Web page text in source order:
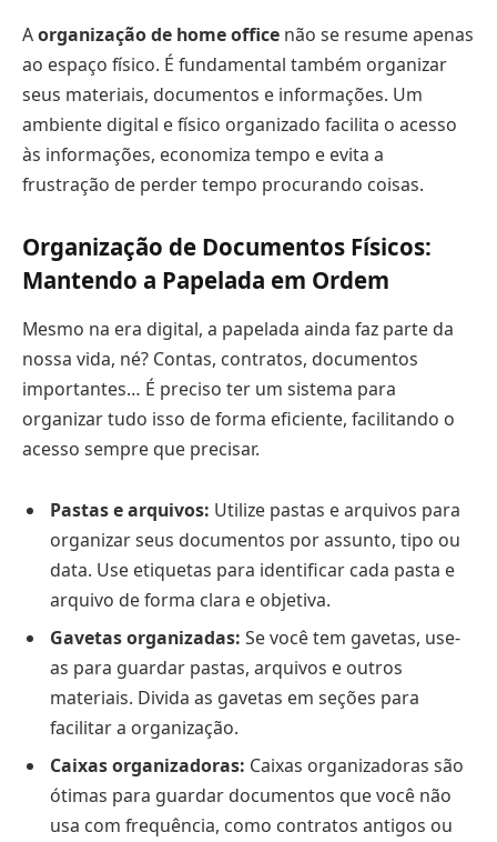
Aorganização de home office não se resume apenas
ao espaço físico. É fundamental também organizar
seus materiais, documentos e informações. Um
ambiente digital e físico organizado facilita o acesso
às informações, economiza tempo e evita a
frustração de perder tempo procurando coisas.
Organização de Documentos Físicos:
Mantendo a Papelada em Ordem
Mesmo na era digital, a papelada ainda faz parte da
nossa vida, né? Contas, contratos, documentos
importantes… É preciso ter um sistema para
organizar tudo isso de forma eficiente, facilitando o
acesso sempre que precisar.
Pastas e arquivos: Utilize pastas e arquivos para
organizar seus documentos por assunto, tipo ou
data. Use etiquetas para identificar cada pasta e
arquivo de forma clara e objetiva.
Gavetas organizadas: Se você tem gavetas, use-
as para guardar pastas, arquivos e outros
materiais. Divida as gavetas em seções para
facilitar a organização.
Caixas organizadoras: Caixas organizadoras são
ótimas para guardar documentos que você não
usa com frequência, como contratos antigos ou